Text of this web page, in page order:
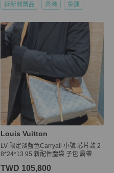
近新閒置品 香港 免運
Louis Vuitton
LV 限定淡藍色Carryall 小號 芯片款 2
8*24*13 95 新配件塵袋 子包 肩帶
TWD 105,800